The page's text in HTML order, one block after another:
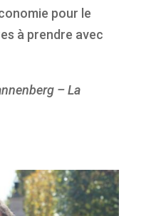
pour le
à prendre avec
– La